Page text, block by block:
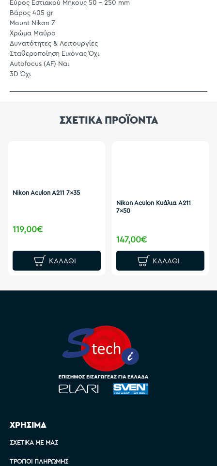
Εύρος Εστιακού Μήκους 50 - 250 mm
Βάρος 405 gr
Mount Nikon Z
Χρώμα Μαύρο
Δυνατότητες & Λειτουργίες
Σταθεροποίηση Εικόνας Όχι
Autofocus (AF) Ναι
3D Όχι
ΣΧΕΤΙΚΑ ΠΡΟΪΟΝΤΑ
Nikon Aculon A211 7x35
119,00€
ΚΑΛΆΘΙ
Nikon Aculon Κυάλια A211
7x50
147,00€
ΚΑΛΆΘΙ
ΧΡΗΣΙΜΑ
ΣΧΕΤΙΚΆ ΜΕ ΜΑΣ
ΤΡΌΠΟΙ ΠΛΗΡΩΜΉΣ